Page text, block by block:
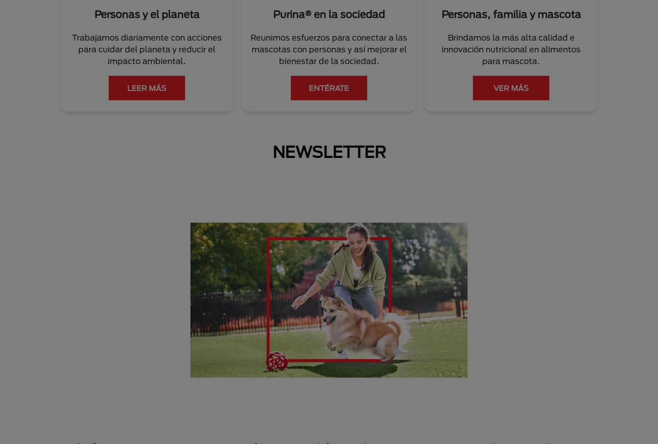
Personas y el planeta
Trabajamos diariamente con acciones
para cuidar del planeta y reducir el
impacto ambiental.
LEER MÁS
Purina® en la sociedad
Reunimos esfuerzos para conectar a las
mascotas con personas y así mejorar el
bienestar de la sociedad.
ENTÉRATE
Personas, familia y mascota
Brindamos la más alta calidad e
innovación nutricional en alimentos
para mascota.
VER MÁS
NEWSLETTER